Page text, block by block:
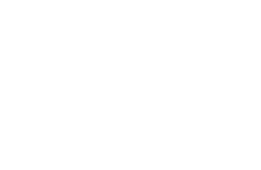
vous concernant et les faire